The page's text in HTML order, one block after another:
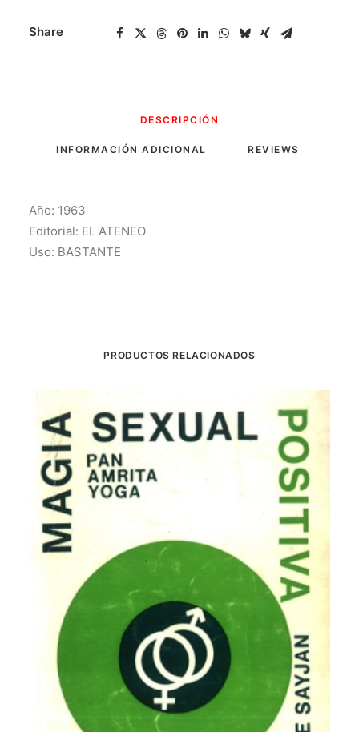
cantidad
Share
DESCRIPCIÓN
INFORMACIÓN ADICIONAL REVIEWS
Año: 1963
Editorial: EL ATENEO
Uso: BASTANTE
PRODUCTOS RELACIONADOS